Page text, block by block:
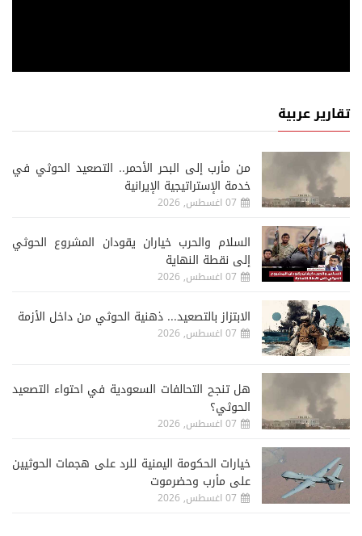
تقارير عربية
من مأرب إلى البحر الأحمر.. التصعيد الحوثي في
خدمة الإستراتيجية الإيرانية
07 اغسطس, 2026
السلام والحرب خياران يقودان المشروع الحوثي
إلى نقطة النهاية
07 اغسطس, 2026
الابتزاز بالتصعيد... ذهنية الحوثي من داخل الأزمة
07 اغسطس, 2026
هل تنجح التحالفات السعودية في احتواء التصعيد
الحوثي؟
07 اغسطس, 2026
خيارات الحكومة اليمنية للرد على هجمات الحوثيين
على مأرب وحضرموت
07 اغسطس, 2026